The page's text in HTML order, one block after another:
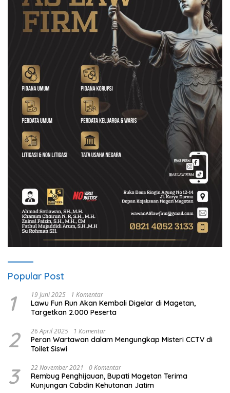
Popular Post
1 19 Juni 2025 1 Komentar
Lawu Fun Run Akan Kembali Digelar di Magetan,
Targetkan 2.000 Peserta
2 26 April 2025 1 Komentar
Peran Wartawan dalam Mengungkap Misteri CCTV di
Toilet Siswi
3 22 November 2021 0 Komentar
Rembug Penghijauan, Bupati Magetan Terima
Kunjungan Cabdin Kehutanan Jatim